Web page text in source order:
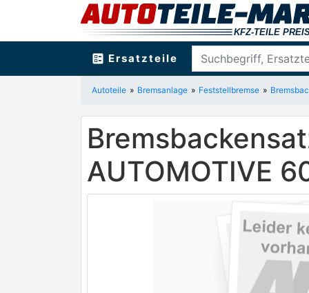
ballot Ersatzteile
Autoteile Bremsanlage Feststellbremse
AUTOMOTIVE